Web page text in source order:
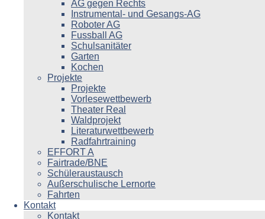
AG gegen Rechts
Instrumental- und Gesangs-AG
Roboter AG
Fussball AG
Schulsanitäter
Garten
Kochen
Projekte
Projekte
Vorlesewettbewerb
Theater Real
Waldprojekt
Literaturwettbewerb
Radfahrtraining
EFFORT A
Fairtrade/BNE
Schüleraustausch
Außerschulische Lernorte
Fahrten
Kontakt
Kontakt